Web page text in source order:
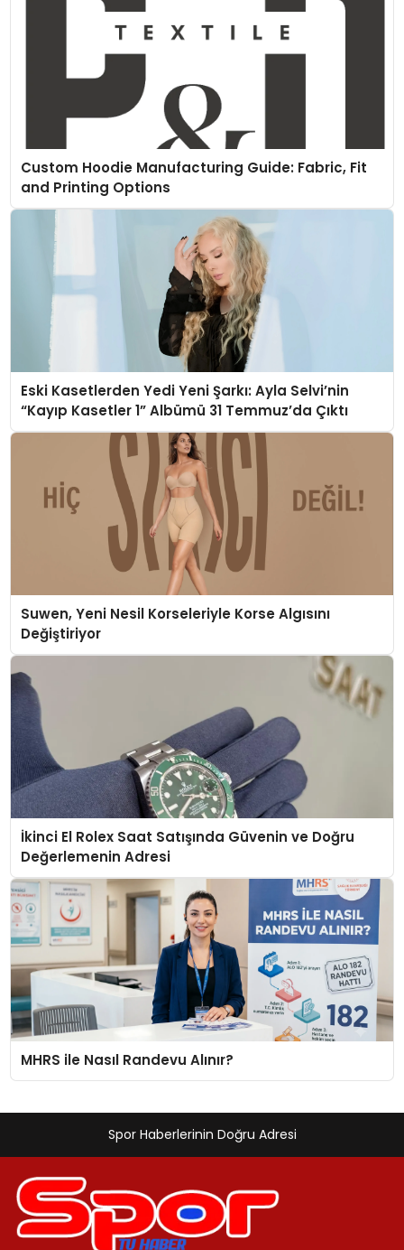
Custom Hoodie Manufacturing Guide: Fabric, Fit
and Printing Options
Eski Kasetlerden Yedi Yeni Şarkı: Ayla Selvi’nin
“Kayıp Kasetler 1” Albümü 31 Temmuz’da Çıktı
Suwen, Yeni Nesil Korseleriyle Korse Algısını
Değiştiriyor
İkinci El Rolex Saat Satışında Güvenin ve Doğru
Değerlemenin Adresi
MHRS ile Nasıl Randevu Alınır?
Spor Haberlerinin Doğru Adresi